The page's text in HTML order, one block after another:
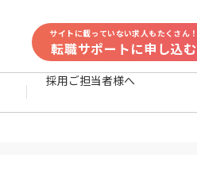
サイトに載っていない求人もたくさん！
転職サポートに申し込む
採用ご担当者様へ